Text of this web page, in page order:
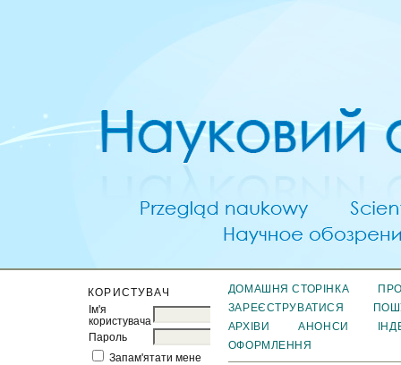
КОРИСТУВАЧ
Ім'я
користувача
Пароль
Запам'ятати мене
ДОМАШНЯ СТОРІНКА
ЗАРЕЄСТРУВАТИСЯ
АРХІВИ
АНОНСИ
ОФОРМЛЕННЯ